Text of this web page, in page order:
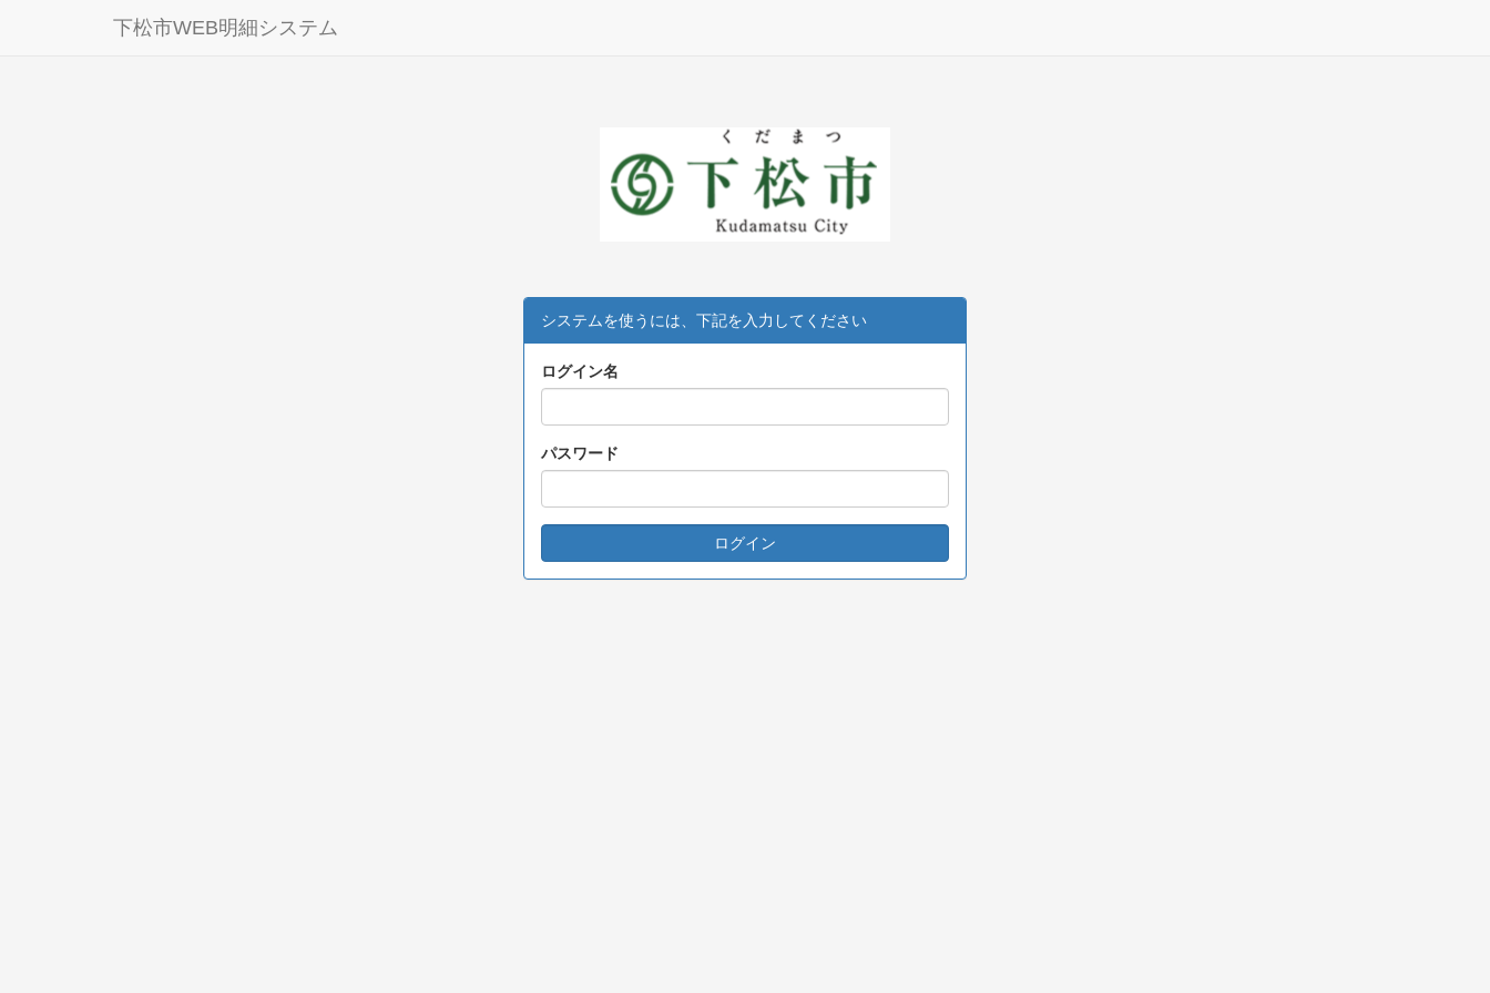
下松市WEB明細システム
システムを使うには、下記を入力してください
ログイン名
パスワード